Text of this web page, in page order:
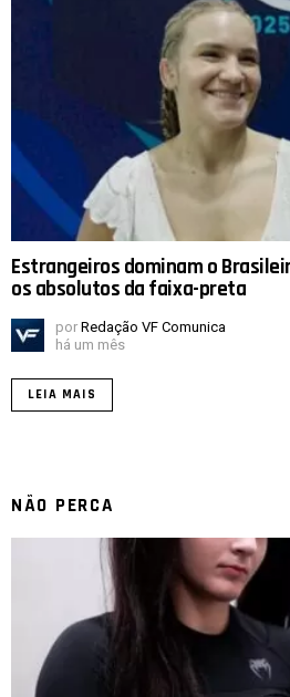
Estrangeiros dominam o
os absolutos da faixa-preta
por Redação VF Comunica
há um mês
LEIA MAIS
NÃO PERCA